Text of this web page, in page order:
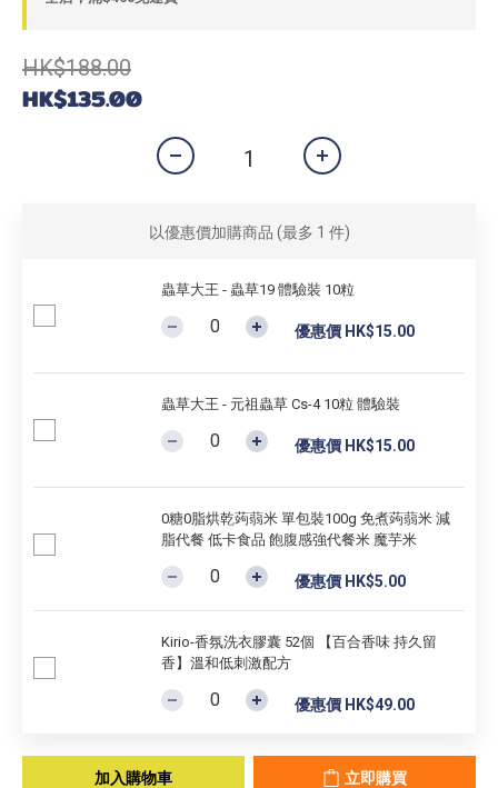
HK$188.00
HK$135.00
以優惠價加購商品 (最多 1 件)
蟲草大王 - 蟲草19 體驗裝 10粒
優惠價 HK$15.00
蟲草大王 - 元祖蟲草 Cs-4 10粒 體驗裝
優惠價 HK$15.00
0糖0脂烘乾蒟蒻米 單包裝100g 免煮蒟蒻米 減
脂代餐 低卡食品 飽腹感強代餐米 魔芋米
優惠價 HK$5.00
Kirio-香氛洗衣膠囊 52個 【百合香味 持久留
香】溫和低刺激配方
優惠價 HK$49.00
加入購物車 立即購買